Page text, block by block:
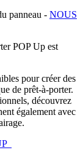
panneau - NOUS
POP Up est
pour créer des
de prêt-à-porter.
découvrez
également avec